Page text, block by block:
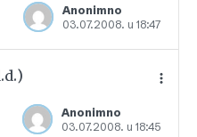
Anonimno
03.07.2008. u 18:47
Dodajte u favorite
Anonimno
03.07.2008. u 18:45
Dodajte u favorite